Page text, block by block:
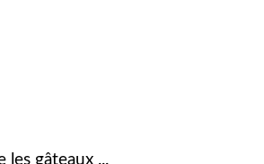
gâteaux ...